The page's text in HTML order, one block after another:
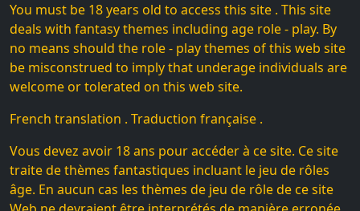
You must be 18 years old to access this site . This site
deals with fantasy themes including age role - play. By
no means should the role - play themes of this web site
be misconstrued to imply that underage individuals are
welcome or tolerated on this web site.
French translation . Traduction française .
Vous devez avoir 18 ans pour accéder à ce site. Ce site
traite de thèmes fantastiques incluant le jeu de rôles
âge. En aucun cas les thèmes de jeu de rôle de ce site